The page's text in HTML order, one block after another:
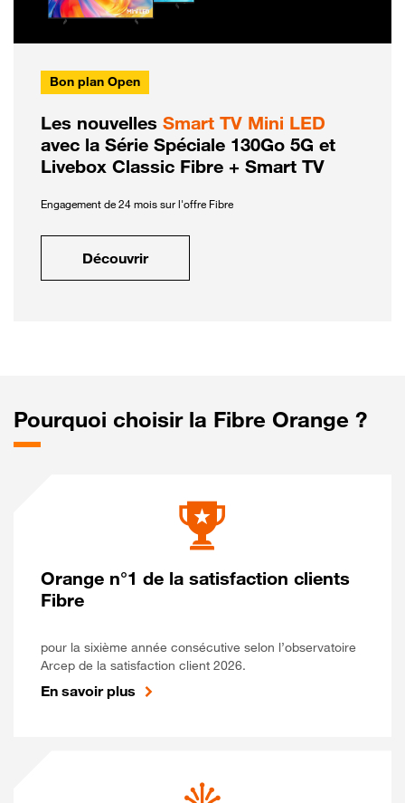
Bon plan Open
Les nouvelles Smart TV Mini LED
avec la Série Spéciale 130Go 5G et
Livebox Classic Fibre + Smart TV
Engagement de 24 mois sur l'offre Fibre
Découvrir
Pourquoi choisir la Fibre Orange ?
Orange n°1 de la satisfaction clients
Fibre
pour la sixième année consécutive selon l’observatoire
Arcep de la satisfaction client 2026.
En savoir plus